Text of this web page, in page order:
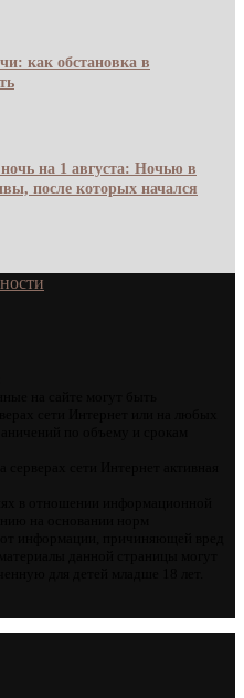
как обстановка в
на 1 августа: Ночью в
после которых начался